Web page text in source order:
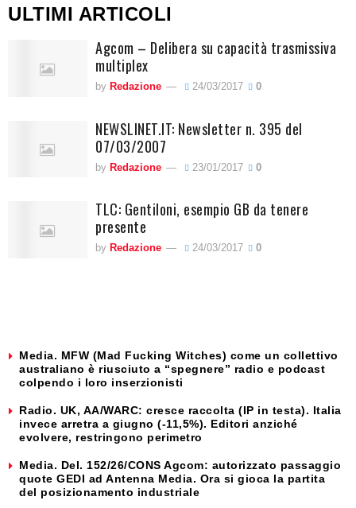
ULTIMI ARTICOLI
Agcom – Delibera su capacità trasmissiva
multiplex
by Redazione 24/03/2017 0
NEWSLINET.IT: Newsletter n. 395 del
07/03/2007
by Redazione 23/01/2017 0
TLC: Gentiloni, esempio GB da tenere
presente
by Redazione 24/03/2017 0
Media. MFW (Mad Fucking Witches) come un collettivo
australiano è riusciuto a “spegnere” radio e podcast
colpendo i loro inserzionisti
Radio. UK, AA/WARC: cresce raccolta (IP in testa). Italia
invece arretra a giugno (-11,5%). Editori anziché
evolvere, restringono perimetro
Media. Del. 152/26/CONS Agcom: autorizzato passaggio
quote GEDI ad Antenna Media. Ora si gioca la partita
del posizionamento industriale